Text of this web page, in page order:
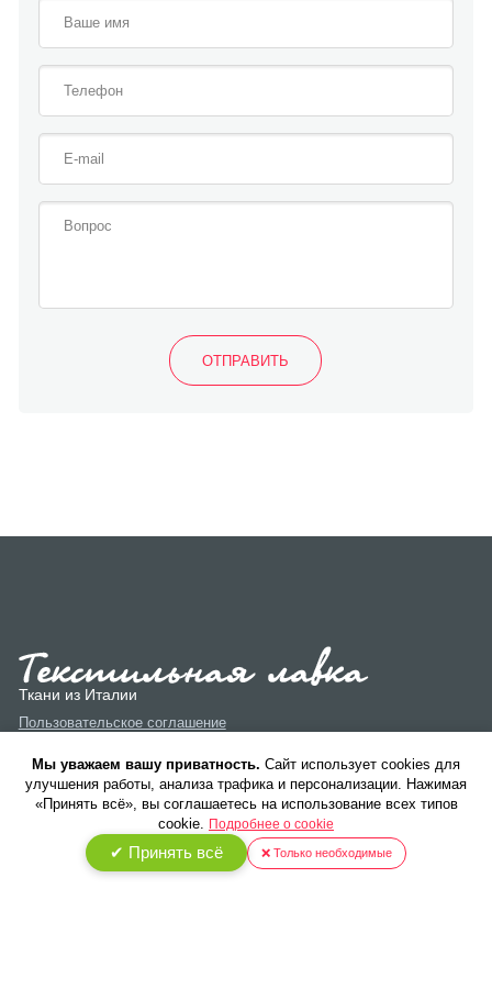
Ткани из Италии
Пользовательское соглашение
Политика конфиденциальности
Мы уважаем вашу приватность. Cайт использует cookies для
улучшения работы, анализа трафика и персонализации. Нажимая
«Принять всё», вы соглашаетесь на использование всех типов
cookie. Подробнее о cookie
✔ Принять всё ❌ Только необходимые